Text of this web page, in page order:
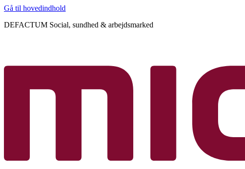
Gå til hovedindhold
DEFACTUM Social, sundhed & arbejdsmarked